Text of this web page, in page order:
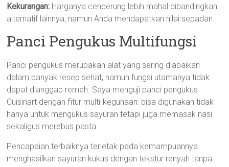
Kekurangan: Harganya cenderung lebih mahal dibandingkan
alternatif lainnya, namun Anda mendapatkan nilai sepadan.
Panci Pengukus Multifungsi
Panci pengukus merupakan alat yang sering diabaikan
dalam banyak resep sehat, namun fungsi utamanya tidak
dapat dianggap remeh. Saya menguji panci pengukus
Cuisinart dengan fitur multi-kegunaan: bisa digunakan tidak
hanya untuk mengukus sayuran tetapi juga memasak nasi
sekaligus merebus pasta.
Pencapaian terbaiknya terletak pada kemampuannya
menghasilkan sayuran kukus dengan tekstur renyah tanpa